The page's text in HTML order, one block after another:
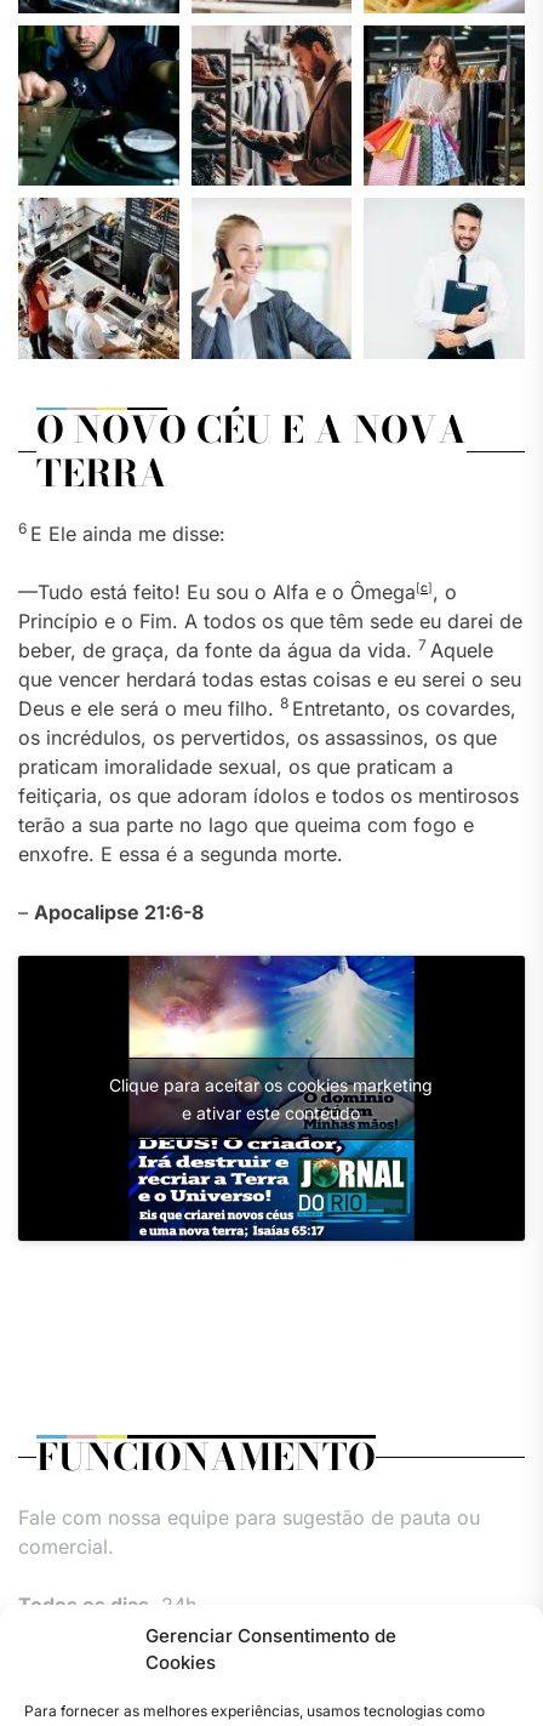
Gerenciar Consentimento de
Cookies
Para fornecer as melhores experiências, usamos tecnologias como
O NOVO CÉU E A NOVA
TERRA
6 E Ele ainda me disse:
—Tudo está feito! Eu sou o Alfa e o Ômega[c], o
Princípio e o Fim. A todos os que têm sede eu darei de
beber, de graça, da fonte da água da vida. 7 Aquele
que vencer herdará todas estas coisas e eu serei o seu
Deus e ele será o meu filho. 8 Entretanto, os covardes,
os incrédulos, os pervertidos, os assassinos, os que
praticam imoralidade sexual, os que praticam a
feitiçaria, os que adoram ídolos e todos os mentirosos
terão a sua parte no lago que queima com fogo e
enxofre. E essa é a segunda morte.
– Apocalipse 21:6-8
Clique para aceitar os cookies marketing
e ativar este conteúdo
FUNCIONAMENTO
Fale com nossa equipe para sugestão de pauta ou
comercial.
Todos os dias, 24h.